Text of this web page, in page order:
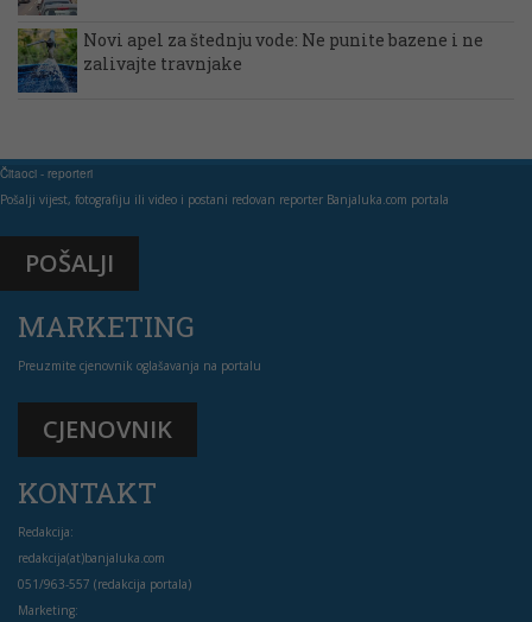
Novi apel za štednju vode: Ne punite bazene i ne
zalivajte travnjake
Čitaoci - reporteri
Pošalji vijest, fotografiju ili video i postani redovan reporter Banjaluka.com portala
POŠALJI
MARKETING
Preuzmite cjenovnik oglašavanja na portalu
CJENOVNIK
KONTAKT
Redakcija:
redakcija(at)banjaluka.com
051/963-557 (redakcija portala)
Marketing: